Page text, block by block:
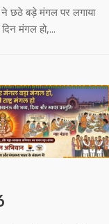
ने छठे बड़े मंगल पर लगाया
मंगल हो,...